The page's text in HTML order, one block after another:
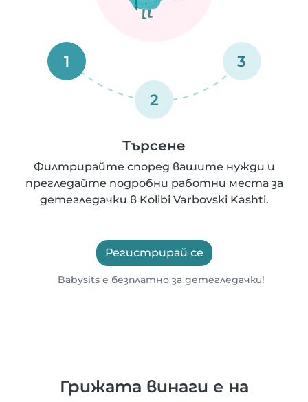
1
2
3
Търсене
Филтрирайте според вашите нужди и
прегледайте подробни работни места за
детегледачки в Kolibi Varbovski Kashti.
Регистрирай се
Babysits е безплатно за детегледачки!
Грижата винаги е на